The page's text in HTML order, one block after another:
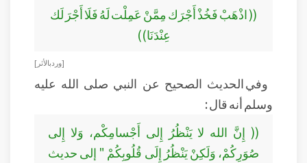
(( اذْهَبْ فَخُذْ أَجْرَك مِمَّنْ عَمِلْت لَهُ فَلَا أَجْرَ لَك
عِنْدَنَا))
[ ورد بالأثر ]
وفي الحديث الصحيح عن النبي صلى الله عليه
وسلم أنه قال :
(( إِنَّ الله لا يَنْظُرُ إِلى أَجْسامِكْم، وَلا إِلى
صُوَرِكُمْ، وَلَكِنْ يَنْظُرُ إِلَى قُلُوبِكُمْ " إلى حديث